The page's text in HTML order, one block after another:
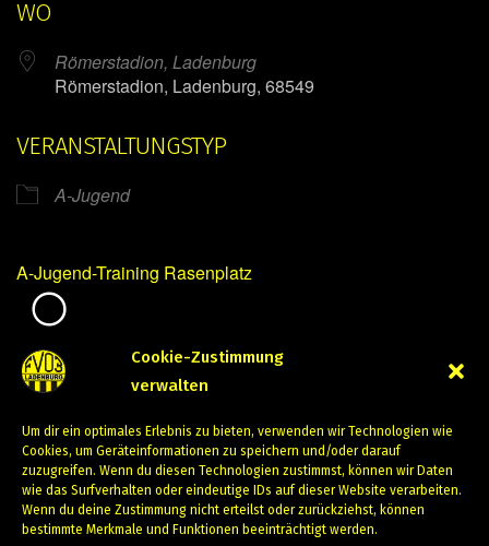
Cookie-Zustimmung
verwalten
Um dir ein optimales Erlebnis zu bieten, verwenden wir Technologien wie
Cookies, um Geräteinformationen zu speichern und/oder darauf
zuzugreifen. Wenn du diesen Technologien zustimmst, können wir Daten
wie das Surfverhalten oder eindeutige IDs auf dieser Website verarbeiten.
Wenn du deine Zustimmung nicht erteilst oder zurückziehst, können
bestimmte Merkmale und Funktionen beeinträchtigt werden.
WO
Römerstadion, Ladenburg
Römerstadion, Ladenburg, 68549
VERANSTALTUNGSTYP
A-Jugend
A-Jugend-Training Rasenplatz
August 29, 2023
PREVIOUS